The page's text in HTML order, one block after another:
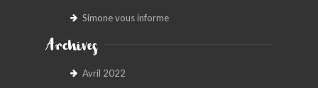
Simone vous informe
Archives
Avril 2022